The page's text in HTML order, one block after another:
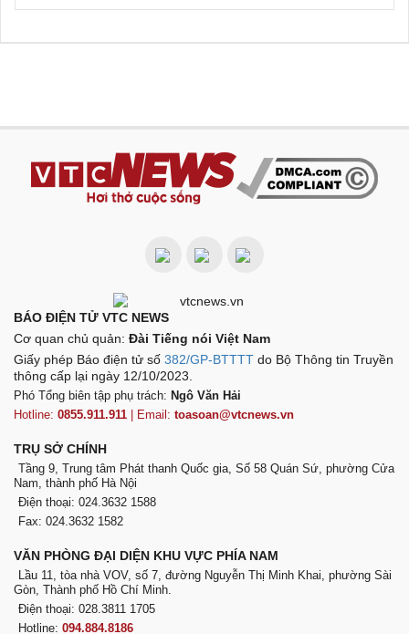
BÁO ĐIỆN TỬ VTC NEWS
Cơ quan chủ quản: Đài Tiếng nói Việt Nam
Giấy phép Báo điện tử số 382/GP-BTTTT do Bộ Thông tin Truyền
thông cấp lại ngày 12/10/2023.
Phó Tổng biên tập phụ trách: Ngô Văn Hải
Hotline: 0855.911.911 | Email: toasoan@vtcnews.vn
TRỤ SỞ CHÍNH
Tầng 9, Trung tâm Phát thanh Quốc gia, Số 58 Quán Sứ, phường Cửa
Nam, thành phố Hà Nội
Điện thoại: 024.3632 1588
Fax: 024.3632 1582
VĂN PHÒNG ĐẠI DIỆN KHU VỰC PHÍA NAM
Lầu 11, tòa nhà VOV, số 7, đường Nguyễn Thị Minh Khai, phường Sài
Gòn, Thành phố Hồ Chí Minh.
Điện thoại: 028.3811 1705
Hotline: 094.884.8186